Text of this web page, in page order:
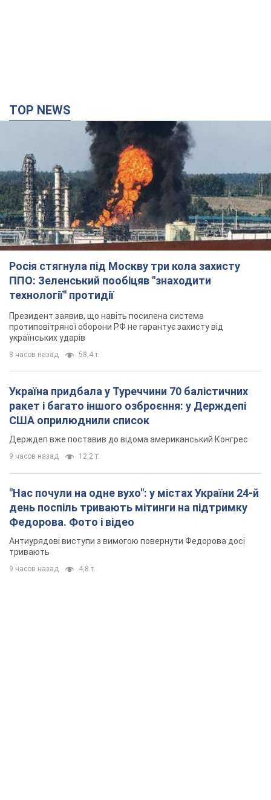
TOP NEWS
Росія стягнула під Москву три кола захисту
ППО: Зеленський пообіцяв "знаходити
технології" протидії
Президент заявив, що навіть посилена система
протиповітряної оборони РФ не гарантує захисту від
українських ударів
8 часов назад 58,4 т.
Україна придбала у Туреччини 70 балістичних
ракет і багато іншого озброєння: у Держдепі
США оприлюднили список
Держдеп вже поставив до відома американський Конгрес
9 часов назад 12,2 т.
"Нас почули на одне вухо": у містах України 24-й
день поспіль тривають мітинги на підтримку
Федорова. Фото і відео
Антиурядові виступи з вимогою повернути Федорова досі
тривають
9 часов назад 4,8 т.